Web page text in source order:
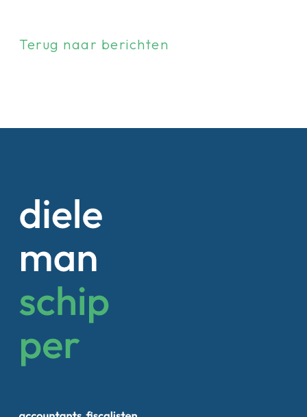
Terug naar berichten